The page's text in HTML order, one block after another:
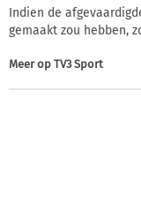
Indien de
gemaakt zou hebben,
Meer op TV3 Sport